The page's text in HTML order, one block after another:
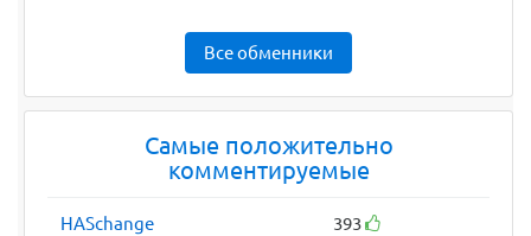
Все обменники
Самые положительно
комментируемые
HASchange 393